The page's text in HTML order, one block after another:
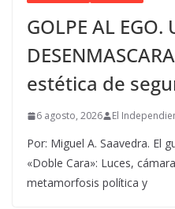
GOLPE AL
estética de
6 agosto, 2026 El
Por: Miguel A. Saavedra. El
«Doble Cara»: Luces,
metamorfosis política y